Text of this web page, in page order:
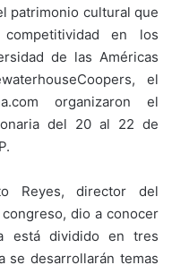
patrimonio cultural que
en los
de las Américas
el
organizaron el
del 20 al 22 de
Reyes, director del
dio a conocer
está dividido en tres
se desarrollarán temas